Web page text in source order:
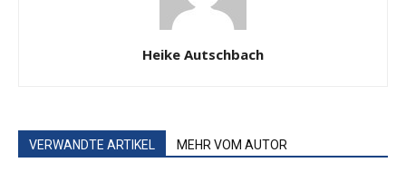
Heike Autschbach
VERWANDTE ARTIKEL MEHR VOM AUTOR